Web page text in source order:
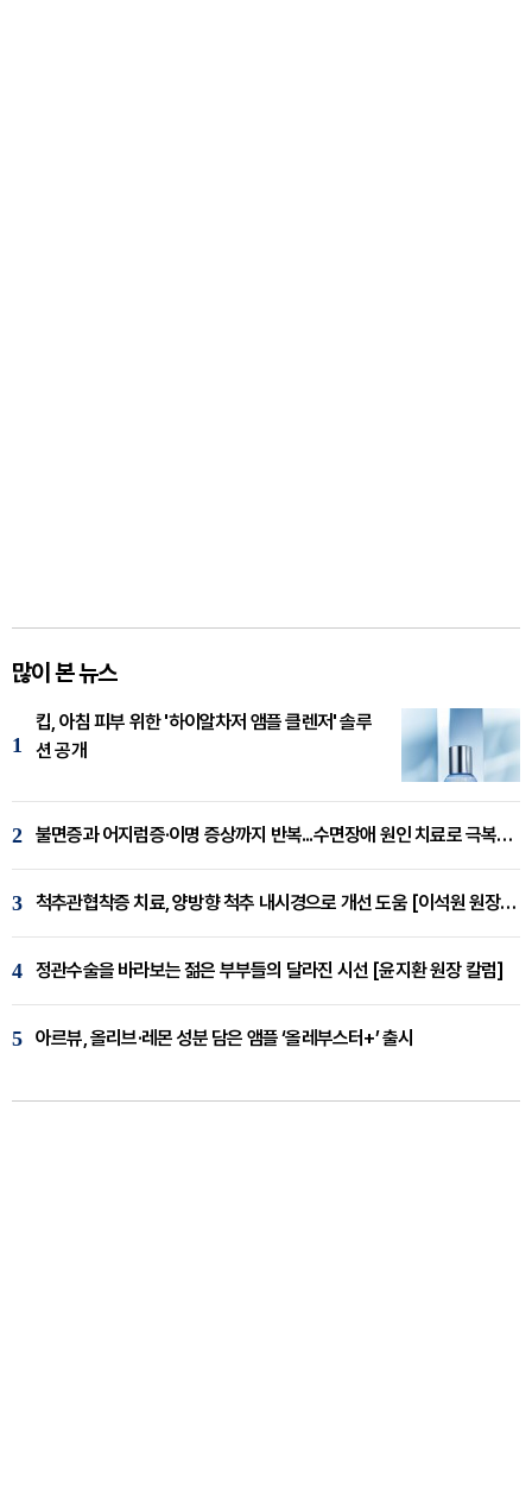
많이 본 뉴스
1
킵, 아침 피부 위한 '하이알차저 앰플 클렌저' 솔루
션 공개
2 불면증과 어지럼증·이명 증상까지 반복...수면장애 원인 치료로 극복해야
3 척추관협착증 치료, 양방향 척추 내시경으로 개선 도움 [이석원 원장 칼럼]
4 정관수술을 바라보는 젊은 부부들의 달라진 시선 [윤지환 원장 칼럼]
5 아르뷰, 올리브·레몬 성분 담은 앰플 ‘올레부스터+’ 출시